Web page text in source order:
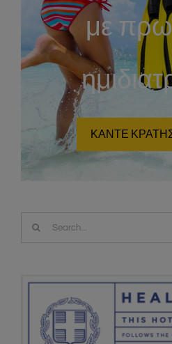
με
ΚΑΝΤΕ
Search